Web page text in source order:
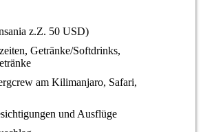
z.Z. 50 USD)
Getränke/Softdrinks,
am Kilimanjaro, Safari,
und Ausflüge